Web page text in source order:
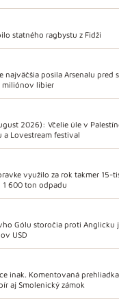
statného ragbystu z Fidži
najväčšia posila Arsenalu pred
miliónov libier
2026): Včelie úle v
a Lovestream festival
využilo za rok takmer 15-
1 600 ton odpadu
Gólu storočia proti Anglicku
USD
inak. Komentovaná
aj Smolenický zámok